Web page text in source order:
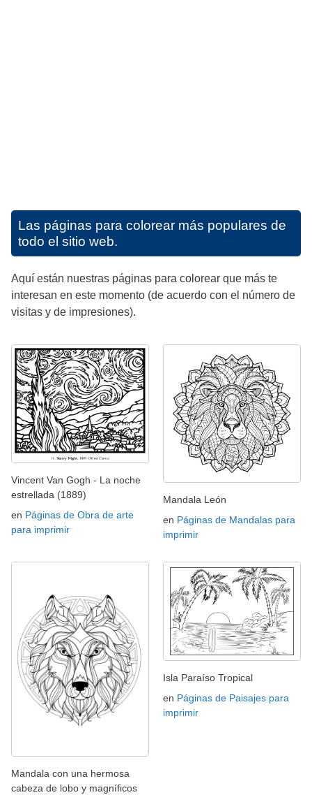
Las páginas para colorear más populares de
todo el sitio web.
Aquí están nuestras páginas para colorear que más te
interesan en este momento (de acuerdo con el número de
visitas y de impresiones).
Vincent Van Gogh - La noche
estrellada (1889)
en Páginas de Obra de arte
para imprimir
Mandala León
en Páginas de Mandalas para
imprimir
Mandala con una hermosa
cabeza de lobo y magníficos
Isla Paraíso Tropical
en Páginas de Paisajes para
imprimir